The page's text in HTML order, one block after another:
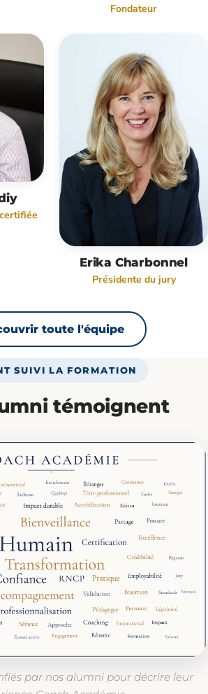
Fondateur
Erika Charbonnel
Présidente du jury
toute l'équipe
SUIVI LA FORMATION
témoignent
par nos alumni pour décrire leur